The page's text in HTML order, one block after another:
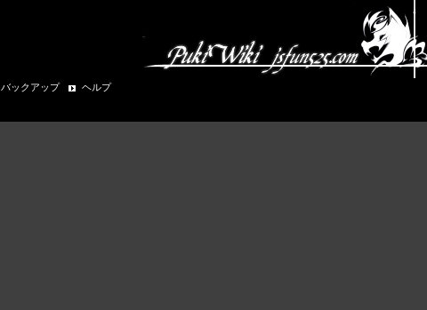
バックアップ ヘルプ